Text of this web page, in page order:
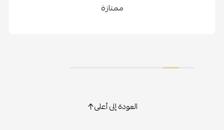
ممتازة
العودة إلى أعلى